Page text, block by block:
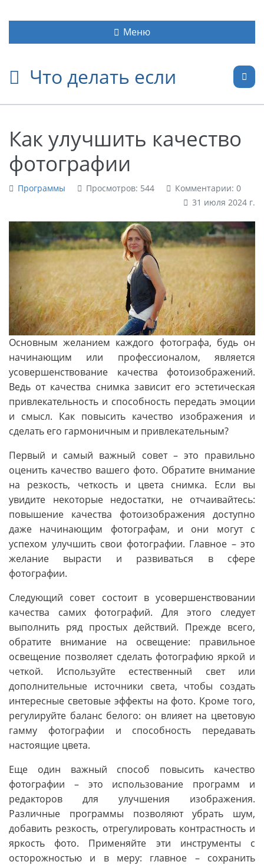
Что делать если
Меню
Как улучшить качество
фотографии
Программы Просмотров: 544
Комментарии: 0
31 июля 2024 г.
Основным желанием каждого фотографа, будь он
начинающим или профессионалом, является
усовершенствование качества фотоизображений.
Ведь от качества снимка зависит его эстетическая
привлекательность и способность передать эмоции
и смысл. Как повысить качество изображения и
сделать его гармоничным и привлекательным?
Первый и самый важный совет – это правильно
оценить качество вашего фото. Обратите внимание
на резкость, четкость и цвета снимка. Если вы
увидите некоторые недостатки, не отчаивайтесь:
повышение качества фотоизображения доступно
даже начинающим фотографам, и они могут с
успехом улучшить свои фотографии. Главное – это
желание вырасти и развиваться в сфере
фотографии.
Следующий совет состоит в усовершенствовании
качества самих фотографий. Для этого следует
выполнить ряд простых действий. Прежде всего,
обратите внимание на освещение: правильное
освещение позволяет сделать фотографию яркой и
четкой. Используйте естественный свет или
дополнительные источники света, чтобы создать
интересные световые эффекты на фото. Кроме того,
регулируйте баланс белого: он влияет на цветовую
гамму фотографии и способность передавать
настоящие цвета.
Еще один важный способ повысить качество
фотографии – это использование программ и
редакторов для улучшения изображения.
Различные программы позволяют убрать шум,
добавить резкость, отрегулировать контрастность и
яркость фото. Применяйте эти инструменты с
осторожностью и в меру: главное – сохранить